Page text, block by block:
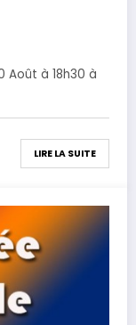
Août à 18h30 à
LIRE LA SUITE